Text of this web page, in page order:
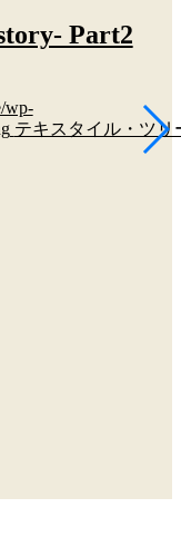
Part2
wp-
テキスタイル・ツリ